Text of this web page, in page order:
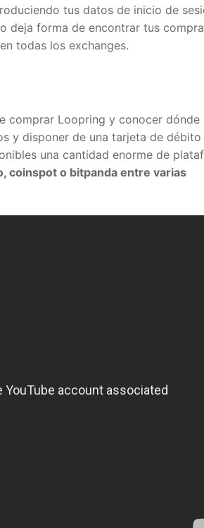
tus datos de inicio de
deja forma de encontrar tus
todas los exchanges.
comprar Loopring y conocer dónde
y disponer de una tarjeta de débito
una cantidad enorme de
coinspot o bitpanda entre varias